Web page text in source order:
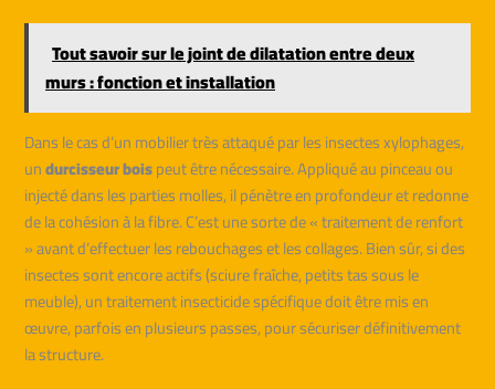
Tout savoir sur le joint de dilatation entre deux
murs : fonction et installation
Dans le cas d’un mobilier très attaqué par les insectes xylophages,
undurcisseur boispeut être nécessaire. Appliqué au pinceau ou
injecté dans les parties molles, il pénètre en profondeur et redonne
de la cohésion à la fibre. C’est une sorte de « traitement de renfort
» avant d’effectuer les rebouchages et les collages. Bien sûr, si des
insectes sont encore actifs (sciure fraîche, petits tas sous le
meuble), un traitement insecticide spécifique doit être mis en
œuvre, parfois en plusieurs passes, pour sécuriser définitivement
la structure.